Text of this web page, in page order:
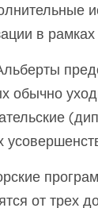
в
обычно
от трех